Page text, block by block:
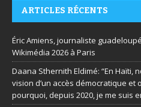
ARTICLES RÉCENTS
Éric Amiens, journaliste
Wikimédia 2026 à Paris
Daana Sthernith Eldimé: “En Haïti,
vision d’un accès démocratique et
pourquoi, depuis 2020, je me suis